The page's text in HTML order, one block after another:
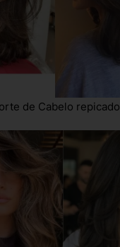
de Cabelo repicado